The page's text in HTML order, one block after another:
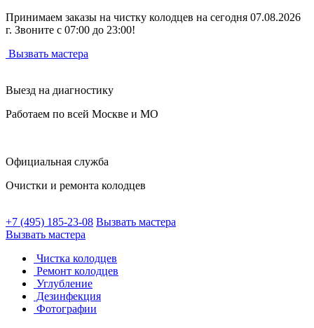
Принимаем заказы на чистку колодцев на сегодня 07.08.2026
г. Звоните с 07:00 до 23:00!
Вызвать мастера
Выезд на диагностику
Работаем по всей Москве и МО
Официальная служба
Очистки и ремонта колодцев
+7 (495) 185-23-08 Вызвать мастера
Вызвать мастера
Чистка колодцев
Ремонт колодцев
Углубление
Дезинфекция
Фотографии